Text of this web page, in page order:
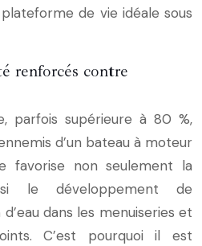
de vie idéale sous
renforcés contre
parfois supérieure à 80 %,
d’un bateau à moteur
favorise non seulement la
le développement de
dans les menuiseries et
C’est pourquoi il est